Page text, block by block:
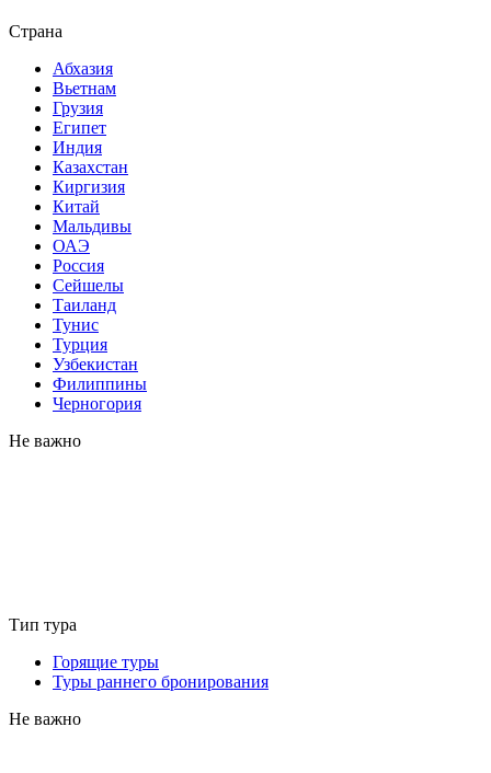
Страна
Абхазия
Вьетнам
Грузия
Египет
Индия
Казахстан
Киргизия
Китай
Мальдивы
ОАЭ
Россия
Сейшелы
Таиланд
Тунис
Турция
Узбекистан
Филиппины
Черногория
Не важно
Тип тура
Горящие туры
Туры раннего бронирования
Не важно